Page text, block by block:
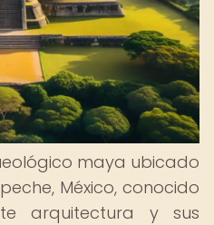
maya ubicado
México, conocido
arquitectura y sus